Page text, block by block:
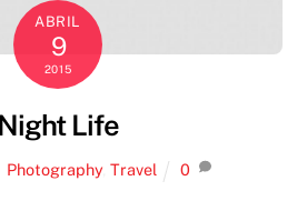
ABRIL
9
2015
Night Life
Photography, Travel 0